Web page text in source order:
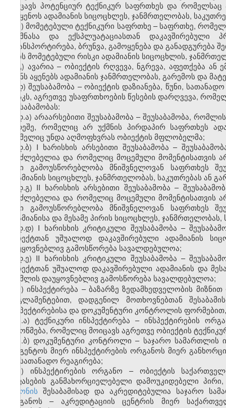
შეიცავს პოტენციურ ტექნიკურ საფრთხეს და
მიაყენოს ადამიანის სიცოცხლეს, ჯანმრთელობას,
ბ) მომეტებული ტექნიკური საფრთხე – საფრთხე,
შექმნასა და ექსპლუატაციასთან
ტრანსპორტირება, ბრუნვა, გამოყენება და განადგურება
არის მომეტებული რისკი ადამიანის სიცოცხლის,
გ) ავარია – ობიექტის რღვევა, ნგრევა, აფეთქება ან
ზიანს აყენებს ადამიანის ჯანმრთელობას, გარემოს და
დ) შეუსაბამობა – ობიექტის დაზიანება, წუნი,
რისკს, აგრეთვე უსაფრთხოების წესების დარღვევა,
შეუსაბამობას:
დ.ა) არაარსებითი შეუსაბამობა – შეუსაბამობა,
გარეშე, რომელიც არ უქმნის პირდაპირ საფრთხეს
რომელიც უნდა აღმოფხვრას ობიექტის მფლობელმა;
დ.ბ) I ხარისხის არსებითი შეუსაბამობა –
შეუძლებელია და რომელიც მოცემული მომენტისათვის
მისი გამოუსწორებლობა მნიშვნელოვან საფრთხეს
ადამიანის სიცოცხლეს, ჯანმრთელობას, საკუთრებას ან
დ.გ) II ხარისხის არსებითი შეუსაბამობა –
შეუძლებელია და რომელიც მოცემული მომენტისათვის
მისი გამოუსწორებლობა მნიშვნელოვან საფრთხეს
ადამიანისა და მესამე პირის სიცოცხლეს,
დ.დ) I ხარისხის კრიტიკული შეუსაბამობა –
ობიექტთან უშუალოდ დაკავშირებული ადამიანის
დაუყოვნებლივ გამოსწორება სავალდებულოა;
დ.ე) II ხარისხის კრიტიკული შეუსაბამობა –
ობიექტთან უშუალოდ დაკავშირებული ადამიანის და
რომლის დაუყოვნებლივ გამოსწორება სავალდებულოა;
ე) ინსპექტირება – ბაზარზე ზედამხედველობის
რეგლამენტებით, დადგენილ მოთხოვნებთან
ინსპექტირებისა და დოკუმენტური კონტროლის
ე.ა) ტექნიკური ინსპექტირება – ინსპექტირების
შემოწმება, რომელიც მოიცავს აგრეთვე ობიექტის
ე.ბ) დოკუმენტური კონტროლი – საჯარო სამართლის
სააგენტოს მიერ ინსპექტირების ორგანოს მიერ
და სათანადო რეაგირება;
ვ) ინსპექტირების ორგანო – ობიექტის
შეფასების განმახორციელებელი დამოუკიდებელი
კანონის შესაბამისად და აკრედიტებულია საჯარო
ორგანოს – აკრედიტაციის ცენტრის მიერ